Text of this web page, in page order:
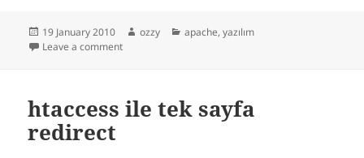
Posted
on
19 January 2010 Author
ozzy Categories
apache,yazılım
Leave a commenton windows apache yavaş çalışması ve çözümü
htaccess ile tek sayfa
redirect